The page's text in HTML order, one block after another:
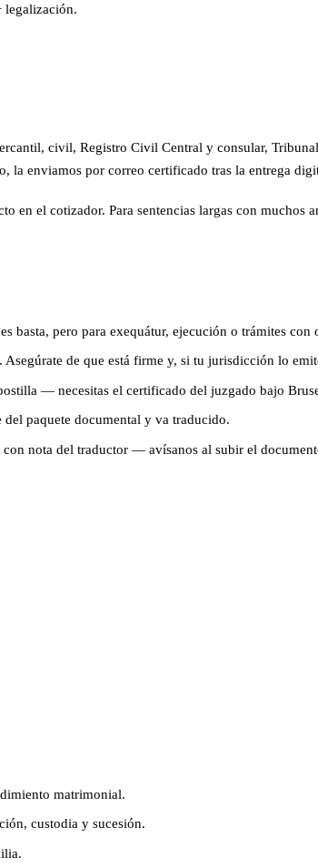
legalización.
civil, Registro Civil Central y consular,
la enviamos por correo certificado tras la entrega
en el cotizador. Para sentencias largas con muchos
basta, pero para exequátur, ejecución o trámites
de que está firme y, si tu jurisdicción lo
— necesitas el certificado del juzgado bajo
paquete documental y va traducido.
nota del traductor — avísanos al subir el
matrimonial.
custodia y sucesión.